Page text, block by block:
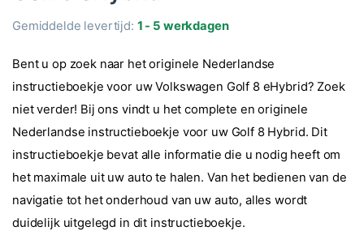
Gemiddelde levertijd: 1 - 5 werkdagen
Bent u op zoek naar het originele Nederlandse
instructieboekje voor uw Volkswagen Golf 8 eHybrid? Zoek
niet verder! Bij ons vindt u het complete en originele
Nederlandse instructieboekje voor uw Golf 8 Hybrid. Dit
instructieboekje bevat alle informatie die u nodig heeft om
het maximale uit uw auto te halen. Van het bedienen van de
navigatie tot het onderhoud van uw auto, alles wordt
duidelijk uitgelegd in dit instructieboekje.